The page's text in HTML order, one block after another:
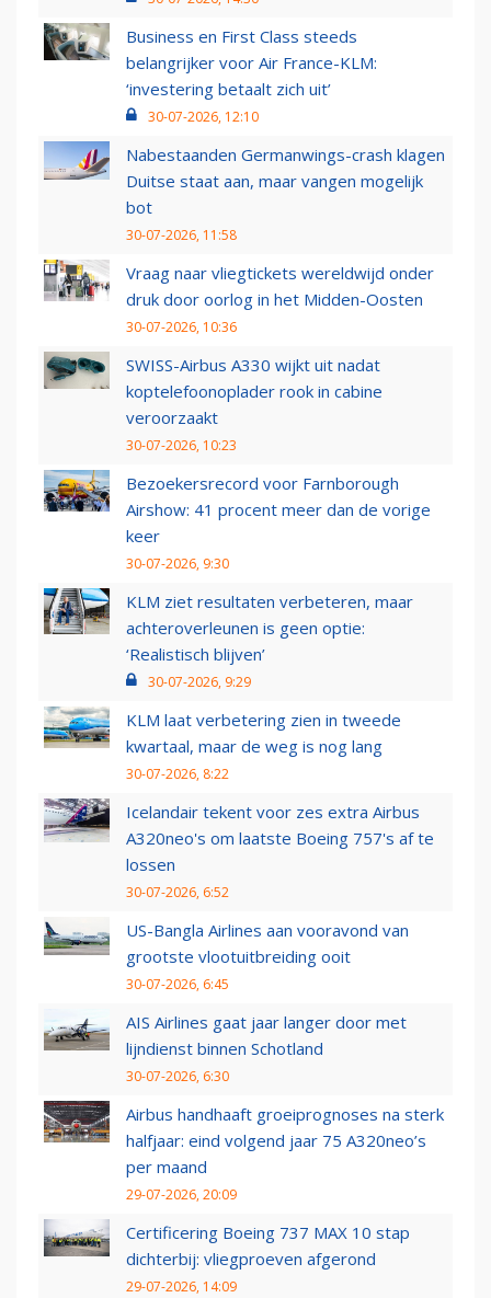
Business en First Class steeds
belangrijker voor Air France-KLM:
‘investering betaalt zich uit’
30-07-2026, 12:10
Nabestaanden Germanwings-crash klagen
Duitse staat aan, maar vangen mogelijk
bot
30-07-2026, 11:58
Vraag naar vliegtickets wereldwijd onder
druk door oorlog in het Midden-Oosten
30-07-2026, 10:36
SWISS-Airbus A330 wijkt uit nadat
koptelefoonoplader rook in cabine
veroorzaakt
30-07-2026, 10:23
Bezoekersrecord voor Farnborough
Airshow: 41 procent meer dan de vorige
keer
30-07-2026, 9:30
KLM ziet resultaten verbeteren, maar
achteroverleunen is geen optie:
‘Realistisch blijven’
30-07-2026, 9:29
KLM laat verbetering zien in tweede
kwartaal, maar de weg is nog lang
30-07-2026, 8:22
Icelandair tekent voor zes extra Airbus
A320neo's om laatste Boeing 757's af te
lossen
30-07-2026, 6:52
US-Bangla Airlines aan vooravond van
grootste vlootuitbreiding ooit
30-07-2026, 6:45
AIS Airlines gaat jaar langer door met
lijndienst binnen Schotland
30-07-2026, 6:30
Airbus handhaaft groeiprognoses na sterk
halfjaar: eind volgend jaar 75 A320neo’s
per maand
29-07-2026, 20:09
Certificering Boeing 737 MAX 10 stap
dichterbij: vliegproeven afgerond
29-07-2026, 14:09